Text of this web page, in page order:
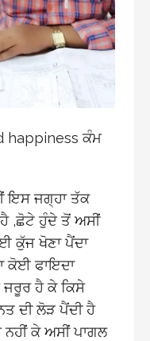
happiness ਕੰਮ
ਇਸ ਜਗ੍ਹਾ ਤੱਕ
,ਛੋਟੇ ਹੁੰਦੇ ਤੋਂ ਅਸੀਂ
ਕੁੱਜ ਖੋਣਾ ਪੈਂਦਾ
ਕੋਈ ਫਾਇਦਾ
ਜਰੂਰ ਹੈ ਕੇ ਕਿਸੇ
ਦੀ ਲੋੜ ਪੈਂਦੀ ਹੈ
ਕੇ ਅਸੀਂ ਪਾਗਲ